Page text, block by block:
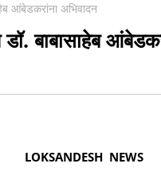
आंबेडकरांना अभिवादन
बाबासाहेब
LOKSANDESH NEWS